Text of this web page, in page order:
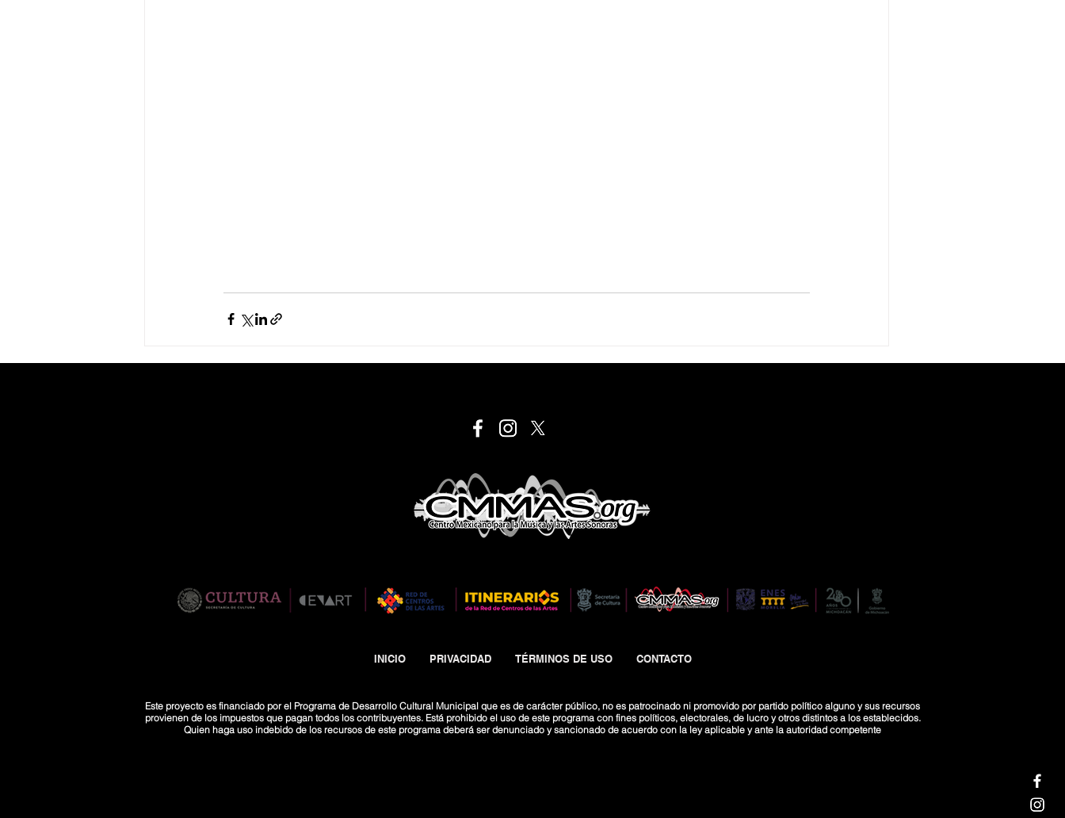
INICIO PRIVACIDAD TÉRMINOS DE USO CONTACTO
Este proyecto es financiado por el Programa de Desarrollo Cultural Municipal que es de carácter público, no es patrocinado ni promovido por partido político alguno y sus recursos
provienen de los impuestos que pagan todos los contribuyentes. Está prohibido el uso de este programa con fines políticos, electorales, de lucro y otros distintos a los establecidos.
Quien haga uso indebido de los recursos de este programa deberá ser denunciado y sancionado de acuerdo con la ley aplicable y ante la autoridad competente